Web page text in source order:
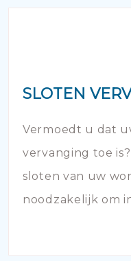
SLOTEN
Vermoedt u dat
vervanging toe
sloten van uw
noodzakelijk om